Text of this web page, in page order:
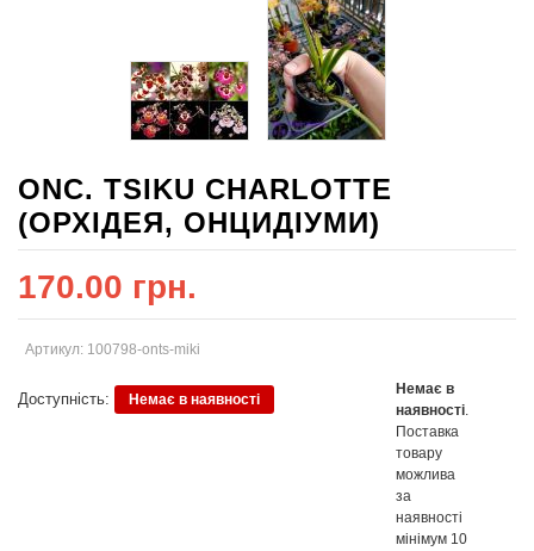
ONC. TSIKU CHARLOTTE
(ОРХІДЕЯ, ОНЦИДІУМИ)
170.00 грн.
Артикул: 100798-onts-miki
Доступність: Немає в наявності
Немає в
наявності.
Поставка
товару
можлива
за
наявності
мінімум 10